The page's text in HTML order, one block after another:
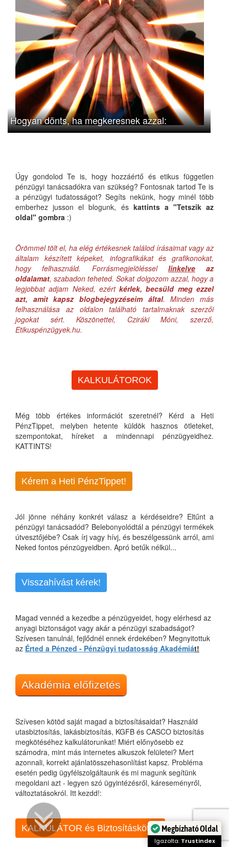
Hogyan dönts, ha megkeresnek azzal:
Úgy gondolod Te is, hogy hozzáértő és etikus független
pénzügyi tanácsadókra van szükség? Fontosnak tartod Te is
a pénzügyi tudatosságot? Segíts nekünk, hogy minél több
emberhez jusson el blogunk, és kattints a "Tetszik az
oldal" gombra :)
Örömmel tölt el, ha elég értékesnek találod írásaimat vagy az
általam készített képeket, infografikákat és grafikonokat,
hogy felhasználd. Forrásmegjelöléssel linkelveaz
oldalamat, szabadon teheted. Sokat dolgozom azzal, hogy a
legjobbat adjam Neked, ezértkérlek, becsüld meg ezzel
azt, amit kapsz blogbejegyzéseim által. Minden más
felhasználása az oldalon található tartalmaknak szerzői
jogokat sért. Köszönettel, Cziráki Móni, szerző,
Etikuspénzügyek.hu.
KALKULÁTOROK
Még több értékes információt szeretnél? Kérd a Heti
PénzTippet, melyben hetente küldök hasznos ötleteket,
szempontokat, híreket a mindennapi pénzügyeidhez.
KATTINTS!
Kérem a Heti PénzTippet!
Jól jönne néhány konkrét válasz a kérdéseidre? Eltűnt a
pénzügyi tanácsadód? Belebonyolódtál a pénzügyi termékek
útvesztőjébe? Csak írj vagy hívj, és beszélgessünk arról, ami
Neked fontos pénzügyeidben. Apró betűk nélkül...
Visszahívást kérek!
Magad vennéd a kezedbe a pénzügyeidet, hogy elérhesd az
anyagi biztonságot vagy akár a pénzügyi szabadságot?
Szívesen tanulnál, fejlődnél ennek érdekében? Megnyitottuk
az Érted a Pénzed - Pénzügyi tudatosság Akadémiát!
Akadémia előfizetés
Szívesen kötöd saját magad a biztosításaidat? Használd
utasbiztosítás, lakásbiztosítás, KGFB és CASCO biztosítás
megkötéséhez kalkulátorunkat! Miért előnyösebb ez
számodra, mint más internetes alkuszok felületei? Mert
azonnali, korrekt ajánlatösszehasonlítást kapsz. Probléma
esetén pedig ügyfélszolgáltaunk és mi magunk segítünk
megoldani azt - legyen szó ügyintézésről, káreseményről,
változtatásokról. Itt kezdd!:
KALKULÁTOR és Biztosításkötés Megbízható Oldal
Igazolta: Trustindex